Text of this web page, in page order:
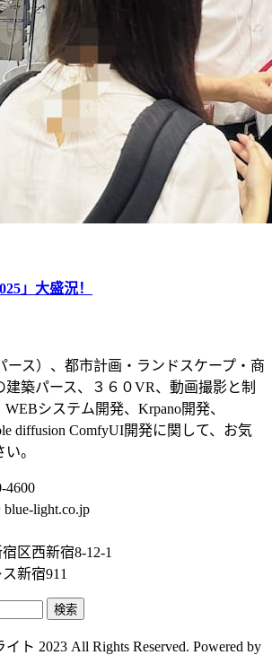
」大盛況！
ース）、都市計画・ランドスケープ・商
建築パース、３６０VR、動画撮影と制
システム開発、Krpano開発、
diffusion ComfyUI開発に関して、お気
。
4600
light.co.jp
西新宿8-12-1
宿911
検索
ト 2023 All Rights Reserved. Powered by